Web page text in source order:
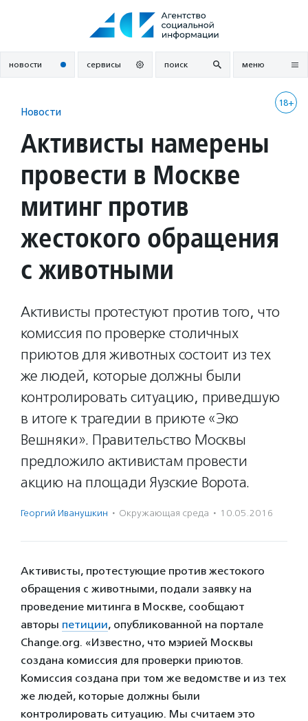
новости сервисы поиск меню
18+
Новости
Активисты намерены
провести в Москве
митинг против
жестокого обращения
с животными
Активисты протестуют против того, что
комиссия по проверке столичных
приютов для животных состоит из тех
же людей, которые должны были
контролировать ситуацию, приведшую
в итоге к трагедии в приюте «Эко
Вешняки». Правительство Москвы
предложило активистам провести
акцию на площади Яузские Ворота.
Георгий Иванушкин · Окружающая среда · 10.05.2016
Активисты, протестующие против жестокого
обращения с животными, подали заявку на
проведение митинга в Москве, сообщают
авторы петиции, опубликованной на портале
Change.org. «Известно, что мэрией Москвы
создана комиссия для проверки приютов.
Комиссия создана при том же ведомстве и из тех
же людей, которые должны были
контролировать ситуацию. Мы считаем это